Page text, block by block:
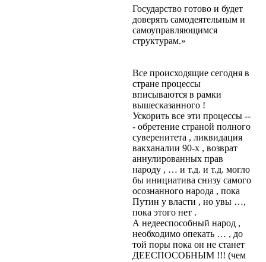
Государство готово и будет
доверять самодеятельным и
самоуправляющимся
структурам.»
Все происходящие сегодня в
стране процессы
вписываются в рамки
вышесказанного !
Ускорить все эти процессы --
- обретение страной полного
суверенитета , ликвидация
вакханалии 90-х , возврат
аннулированных прав
народу , … и т.д. и т.д. могло
бы инициатива снизу самого
осознанного народа , пока
Путин у власти , но увы …,
пока этого нет .
А недееспособный народ ,
необходимо опекать … , до
той поры пока он не станет
ДЕЕСПОСОБНЫМ !!! (чем